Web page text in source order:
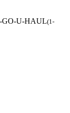
GO-U-HAUL(1-